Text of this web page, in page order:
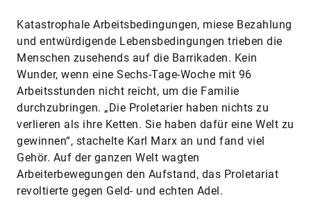
Katastrophale Arbeitsbedingungen, miese Bezahlung
und entwürdigende Lebensbedingungen trieben die
Menschen zusehends auf die Barrikaden. Kein
Wunder, wenn eine Sechs-Tage-Woche mit 96
Arbeitsstunden nicht reicht, um die Familie
durchzubringen. „Die Proletarier haben nichts zu
verlieren als ihre Ketten. Sie haben dafür eine Welt zu
gewinnen“, stachelte Karl Marx an und fand viel
Gehör. Auf der ganzen Welt wagten
Arbeiterbewegungen den Aufstand, das Proletariat
revoltierte gegen Geld- und echten Adel.